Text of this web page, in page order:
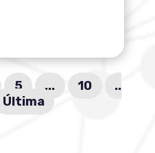
5 ... 10
..
Última